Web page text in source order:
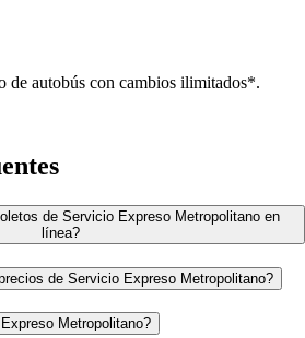
de autobús con cambios ilimitados*.
de Servicio Expreso Metropolitano en
línea?
de Servicio Expreso Metropolitano?
Metropolitano?